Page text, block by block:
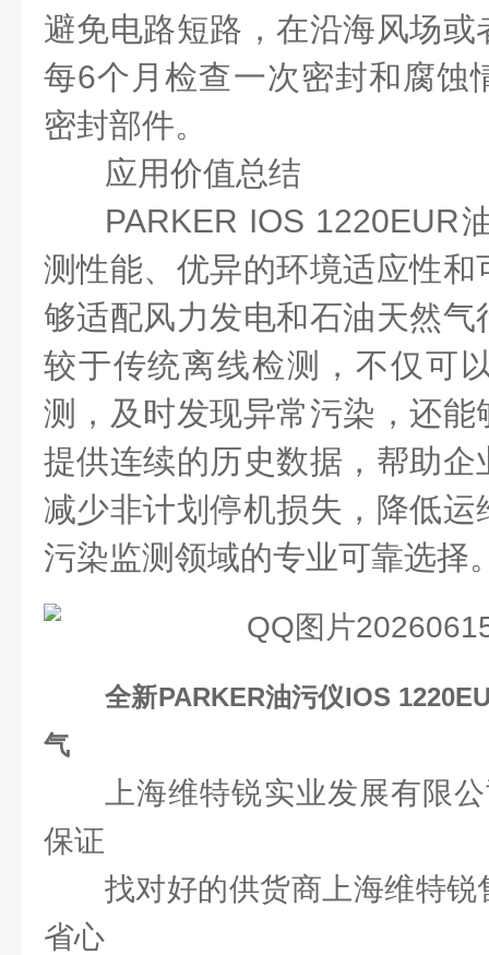
避免电路短路，在沿海风场
每6个月检查一次密封和腐蚀
密封部件。
应用价值总结
PARKER IOS 1220EUR
测性能、优异的环境适应性
够适配风力发电和石油天然
较于传统离线检测，不仅可
测，及时发现异常污染，还
提供连续的历史数据，帮助
减少非计划停机损失，降低
污染监测领域的专业可靠选择
全新PARKER油污仪IOS
气
上海维特锐实业发展有限
保证
找对好的供货商上海维特
省心